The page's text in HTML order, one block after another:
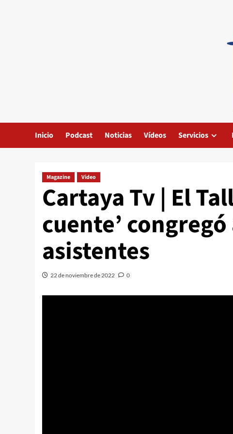
Inicio Podcast Noticias Vídeos Servicios
Magazine Video
Cartaya Tv | El
cuente’
asistentes
22 de noviembre de 2022 0